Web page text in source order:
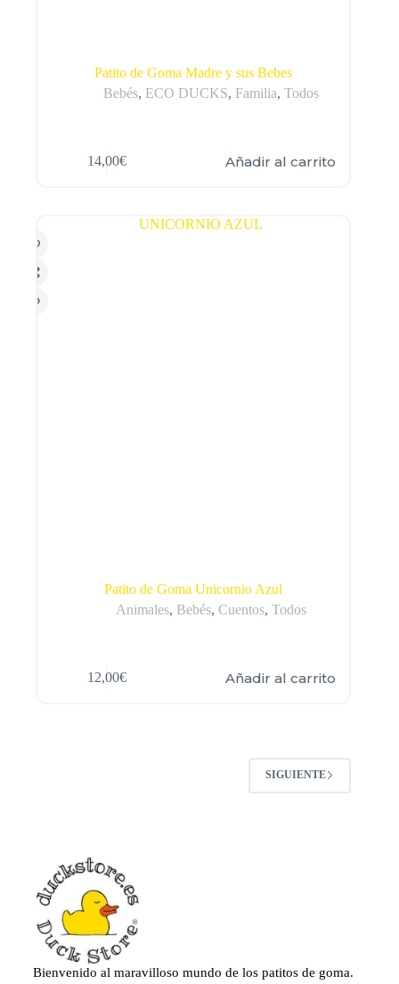
Patito de Goma Madre y sus Bebes
Bebés, ECO DUCKS, Familia,Todos
14,00€ Añadir al carrito
Patito de Goma Unicornio Azul
Animales, Bebés,Cuentos,Todos
12,00€ Añadir al carrito
SIGUIENTE
Bienvenido al maravilloso mundo de los patitos de goma.